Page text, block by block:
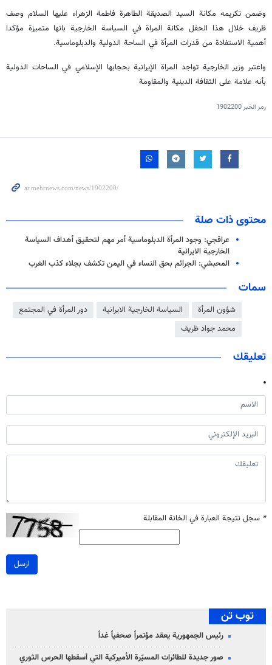
وضمن تكريمه مكانة السيد الصديقة الطاهرة فاطمة الزهراء عليها السلام وصف
ظريف خلال هذا الحفل مكانة المراة في السياسة الخارجية بانها متميزة مؤكدا
أهمية الاستفادة من قدرات المرأة في الساحة الدولية والدبلوماسية.
واعتبر وزير الخارجية تواجد المراة الإيرانية بحجابها الإسلامي في الساحات الدولية
بأنه علامة على الثقافة الدينية والمقاومة
رمز الخبر1902200
محتوى ذات صلة
عراقجي: وجود المرأة الدبلوماسية أمر مهم لتحقيق أهداف السياسة
الخارجية الايرانية
المحبشي: الجرائم بحق النساء في اليمن تكشف بجلاء كذب الغرب
سمات
شؤون المرأة السياسة الخارجية الايرانية
دور المرأة في المجتمع
محمد جواد ظريف
تعليقك
* سجل نتيجة العبارة في الخانة المقابلة
ارسل
توب تن
رئيس الجمهورية يعقد مؤتمراً صحفياً غداً
صور جديدة للطائرات المسيّرة الأميركية التي أسقطها الحرس الثوري